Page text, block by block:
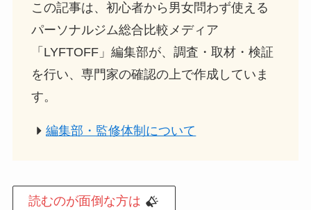
この記事は、初心者から男女問わず使える
パーソナルジム総合比較メディア
「LYFTOFF」編集部が、調査・取材・検証
を行い、専門家の確認の上で作成していま
す。
編集部・監修体制について
読むのが面倒な方は